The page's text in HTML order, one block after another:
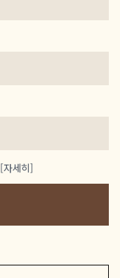
[자세히]